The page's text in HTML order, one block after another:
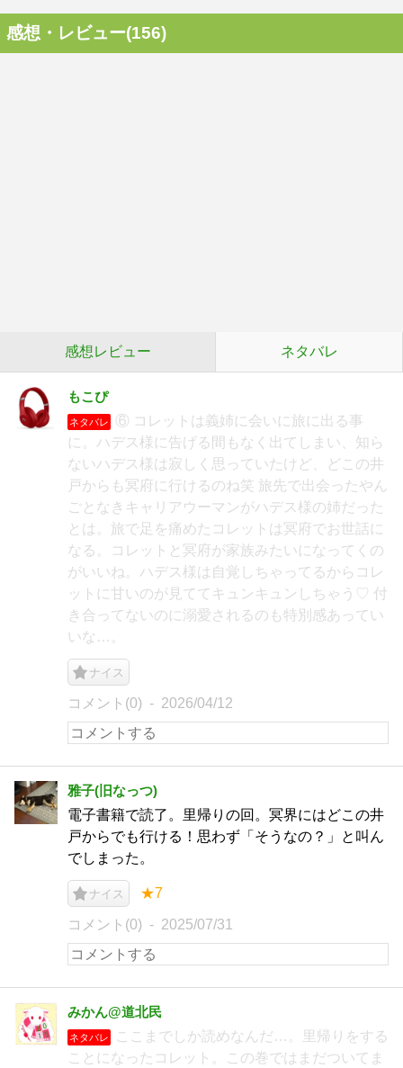
感想・レビュー(156)
感想レビュー ネタバレ
もこぴ
ネタバレ
⑥ コレットは義姉に会いに旅に出る事
に。ハデス様に告げる間もなく出てしまい、知ら
ないハデス様は寂しく思っていたけど、どこの井
戸からも冥府に行けるのね笑 旅先で出会ったやん
ごとなきキャリアウーマンがハデス様の姉だった
とは。旅で足を痛めたコレットは冥府でお世話に
なる。コレットと冥府が家族みたいになってくの
がいいね。ハデス様は自覚しちゃってるからコレ
ットに甘いのが見ててキュンキュンしちゃう♡ 付
き合ってないのに溺愛されるのも特別感あってい
いな…。
ナイス
コメント(0) 2026/04/12
雅子(旧なっつ)
電子書籍で読了。里帰りの回。冥界にはどこの井
戸からでも行ける！思わず「そうなの？」と叫ん
でしまった。
ナイス ★7
コメント(0) 2025/07/31
みかん@道北民
ネタバレ
ここまでしか読めなんだ…。里帰りをする
ことになったコレット。この巻ではまだついてま